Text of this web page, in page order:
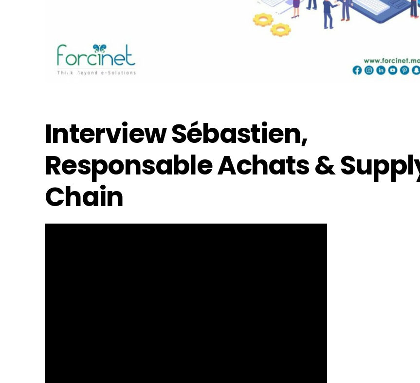
13
Interview Sébastien,
Responsable Achats &
Chain